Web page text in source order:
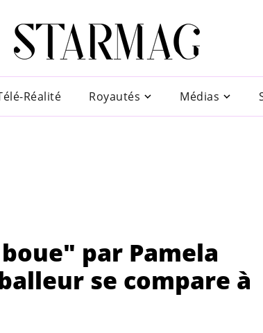
Réalité Royautés Médias
par Pamela
se compare à